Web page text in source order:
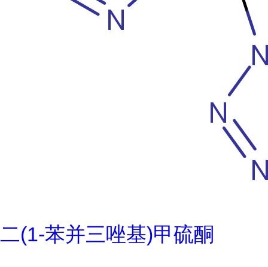
二(1-苯并三唑基)甲硫酮